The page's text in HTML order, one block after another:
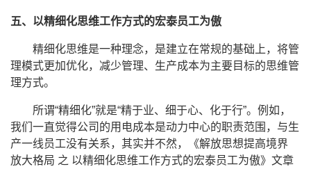
五、以精细化思维工作方式的宏泰员工为傲
精细化思维是一种理念，是建立在常规的基础上，将管
理模式更加优化，减少管理、生产成本为主要目标的思维管
理方式。
所谓“精细化”就是“精于业、细于心、化于行”。例如，
我们一直觉得公司的用电成本是动力中心的职责范围，与生
产一线员工没有关系，其实并不然，《解放思想提高境界
放大格局 之 以精细化思维工作方式的宏泰员工为傲》文章